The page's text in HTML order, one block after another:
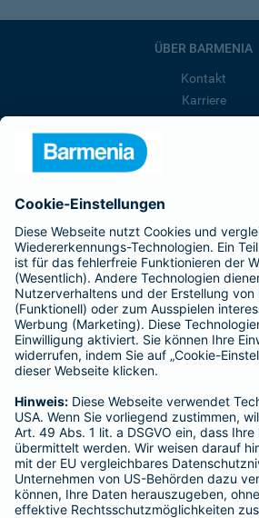
ÜBER BARMENIA
Kontakt
Karriere
Barmenia ist Teil der
BELIEBTE SEITEN
Kranken-
Tierversicherungen
Adresse ändern
Schaden melden
Serviceübersicht